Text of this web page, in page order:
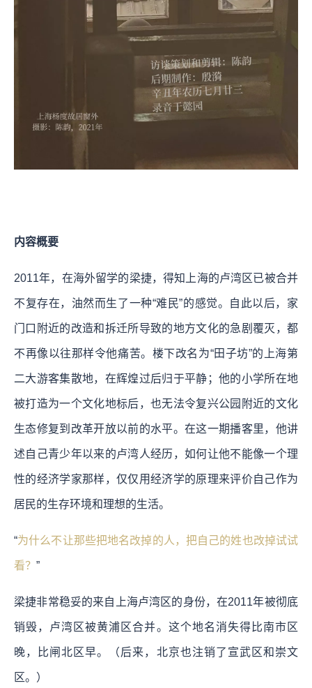
内容概要
2011年，在海外留学的梁捷，得知上海的卢湾区已被合并
不复存在，油然而生了一种“难民”的感觉。自此以后，家
门口附近的改造和拆迁所导致的地方文化的急剧覆灭，都
不再像以往那样令他痛苦。楼下改名为“田子坊”的上海第
二大游客集散地，在辉煌过后归于平静；他的小学所在地
被打造为一个文化地标后，也无法令复兴公园附近的文化
生态修复到改革开放以前的水平。在这一期播客里，他讲
述自己青少年以来的卢湾人经历，如何让他不能像一个理
性的经济学家那样，仅仅用经济学的原理来评价自己作为
居民的生存环境和理想的生活。
“为什么不让那些把地名改掉的人，把自己的姓也改掉试试
看？ ”
梁捷非常稳妥的来自上海卢湾区的身份，在2011年被彻底
销毁，卢湾区被黄浦区合并。这个地名消失得比南市区
晚，比闸北区早。（后来，北京也注销了宣武区和崇文
区。）